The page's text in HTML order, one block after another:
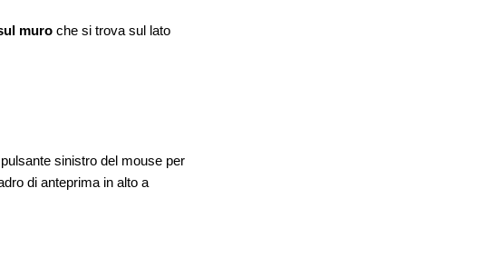
muro che si trova sul lato
sinistro del mouse per
di anteprima in alto a